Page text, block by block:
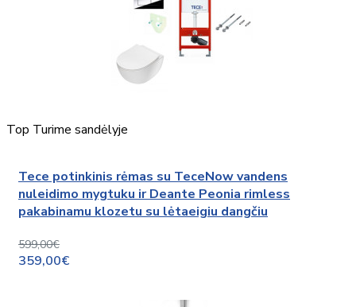
Top Turime sandėlyje
Tece potinkinis rėmas su TeceNow vandens
nuleidimo mygtuku ir Deante Peonia rimless
pakabinamu klozetu su lėtaeigiu dangčiu
599,00€
359,00€